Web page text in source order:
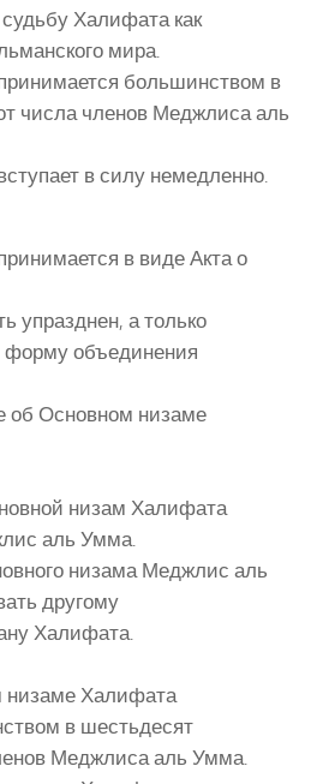
Халифата как
мира.
большинством в
числа членов Меджлиса аль
в силу немедленно.
в виде Акта о
упразднен, а только
форму объединения
об Основном низаме
низам Халифата
аль Умма.
низама Меджлис аль
другому
Халифата.
Халифата
в шестьдесят
Меджлиса аль Умма.